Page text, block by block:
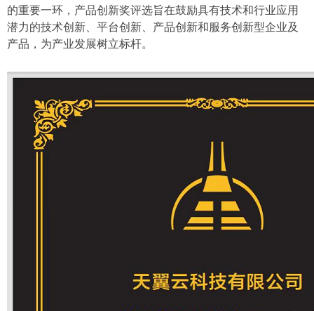
的重要一环，产品创新奖评选旨在鼓励具有技术和行业应用
潜力的技术创新、平台创新、产品创新和服务创新型企业及
产品，为产业发展树立标杆。